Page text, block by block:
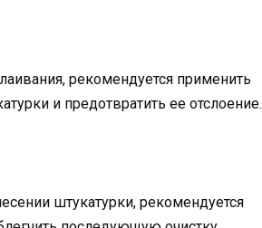
рекомендуется применить
и предотвратить ее отслоение.
штукатурки, рекомендуется